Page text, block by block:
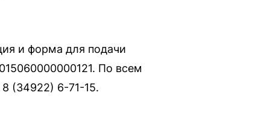
и форма для подачи
По всем
(34922) 6-71-15.